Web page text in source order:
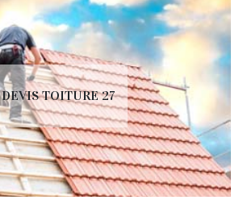
DEVIS TOITURE 27